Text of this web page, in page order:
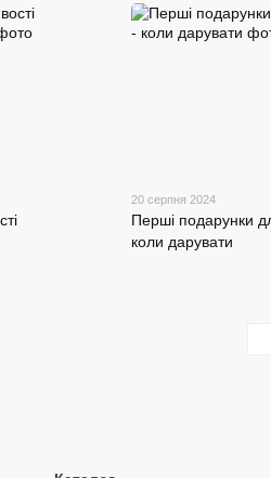
20 серпня 2024
Перші подарунки
коли дарувати